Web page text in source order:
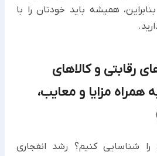
همیشه باید خودتان را با
رقابتی و کالاهای
همراه مزایا و معایب،
را شناسایی کنیم؟ رشد انفجاری